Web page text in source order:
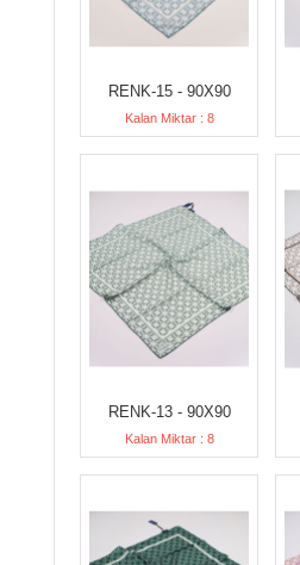
RENK-15 - 90X90
Kalan Miktar : 8
RENK-13 - 90X90
Kalan Miktar : 8